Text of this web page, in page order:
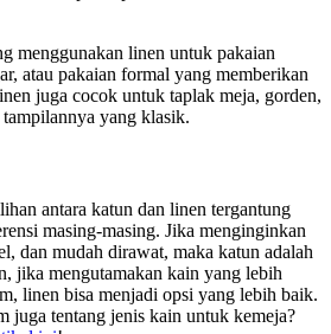
menggunakan linen untuk pakaian
atau pakaian formal yang memberikan
juga cocok untuk taplak meja, gorden,
yang klasik.
antara katun dan linen tergantung
masing-masing. Jika menginginkan
dan mudah dirawat, maka katun adalah
jika mengutamakan kain yang lebih
linen bisa menjadi opsi yang lebih baik.
juga tentang jenis kain untuk kemeja?